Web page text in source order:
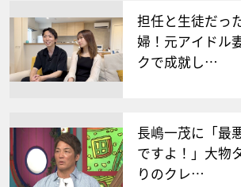
担任と生徒だっ
婦！元アイドル
クで成就し…
長嶋一茂に「最
ですよ！」大物
りのクレ…